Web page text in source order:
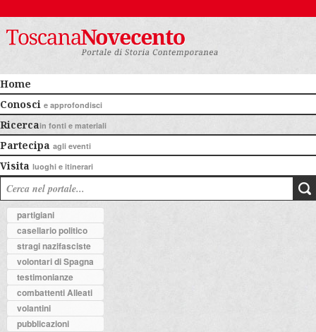
Home
Conosci e approfondisci
Ricercain fonti e materiali
Partecipa agli eventi
Visita luoghi e itinerari
partigiani
casellario politico
stragi nazifasciste
volontari di Spagna
testimonianze
combattenti Alleati
volantini
pubblicazioni